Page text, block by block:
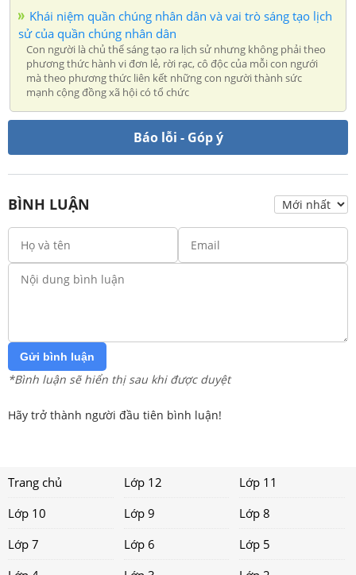
Khái niệm quần chúng nhân dân và vai trò sáng tạo lịch
sử của quần chúng nhân dân
Con người là chủ thể sáng tạo ra lịch sử nhưng không phải theo
phương thức hành vi đơn lẻ, rời rạc, cô độc của mỗi con ngưới
mà theo phương thức liên kết những con người thành sức
mạnh cộng đồng xã hội có tổ chức
Báo lỗi - Góp ý
BÌNH LUẬN
Gửi bình luận
*Bình luận sẽ hiển thị sau khi được duyệt
Hãy trở thành người đầu tiên bình luận!
Trang chủ Lớp 12
Lớp 11
Lớp 10
Lớp 9
Lớp 8
Lớp 7
Lớp 6
Lớp 5